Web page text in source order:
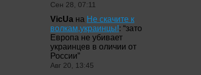
Сен 28, 07:11
VicUa на Не скачите к
волкам,украинцы!: “зато
Европа не убивает
украинцев в оличии от
России”
Авг 20, 13:45